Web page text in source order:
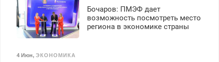
Бочаров: ПМЭФ дает
возможность посмотреть место
региона в экономике страны
4 Июн, ЭКОНОМИКА